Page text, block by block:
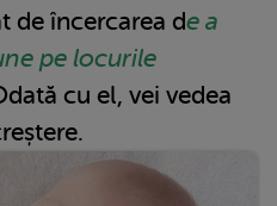
de încercarea de a
pe locurile
cu el, vei vedea